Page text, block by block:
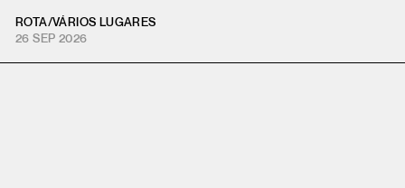
ROTA/VÁRIOS LUGARES
26 SEP 2026